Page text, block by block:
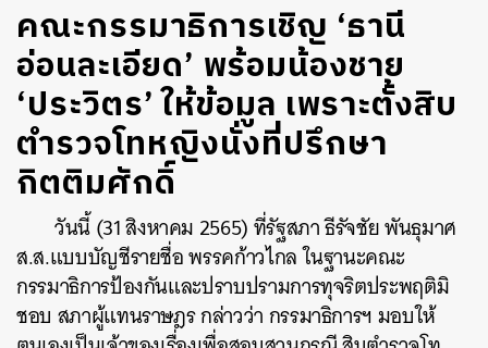
คณะกรรมาธิการเชิญ ‘ธานี
อ่อนละเอียด’ พร้อมน้องชาย
‘ประวิตร’ ให้ข้อมูล เพราะตั้งสิบ
ตำรวจโทหญิงนั่งที่ปรึกษา
กิตติมศักดิ์
วันนี้ (31 สิงหาคม 2565) ที่รัฐสภา ธีรัจชัย พันธุมาศ
ส.ส.แบบบัญชีรายชื่อ พรรคก้าวไกล ในฐานะคณะ
กรรมาธิการป้องกันและปราบปรามการทุจริตประพฤติมิ
ชอบ สภาผู้แทนราษฎร กล่าวว่า กรรมาธิการฯ มอบให้